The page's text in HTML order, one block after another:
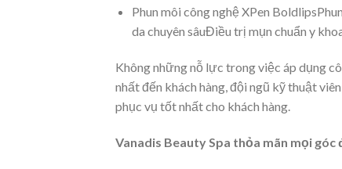
Phun môi công nghệ XPen
da chuyên sâuĐiều trị mụn chuẩn y
Không những nỗ lực trong việc áp dụng
nhất đến khách hàng, đội ngũ kỹ thuật
phục vụ tốt nhất cho khách hàng.
Vanadis Beauty Spa thỏa mãn mọi góc